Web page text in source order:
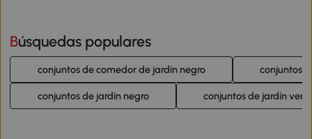
Búsquedas populares
conjuntos de comedor de jardín negro conjuntos
conjuntos de jardín negro conjuntos de jardín